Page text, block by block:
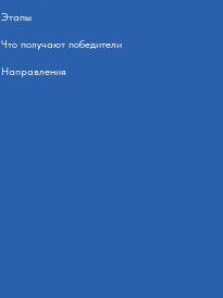
Этапы
Что получают победители
Направления